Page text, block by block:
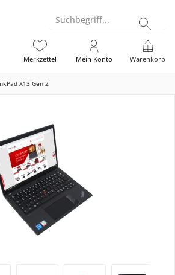
Suchbegriff...
Warenkorb
Merkzettel Mein Konto
X13 Gen 2